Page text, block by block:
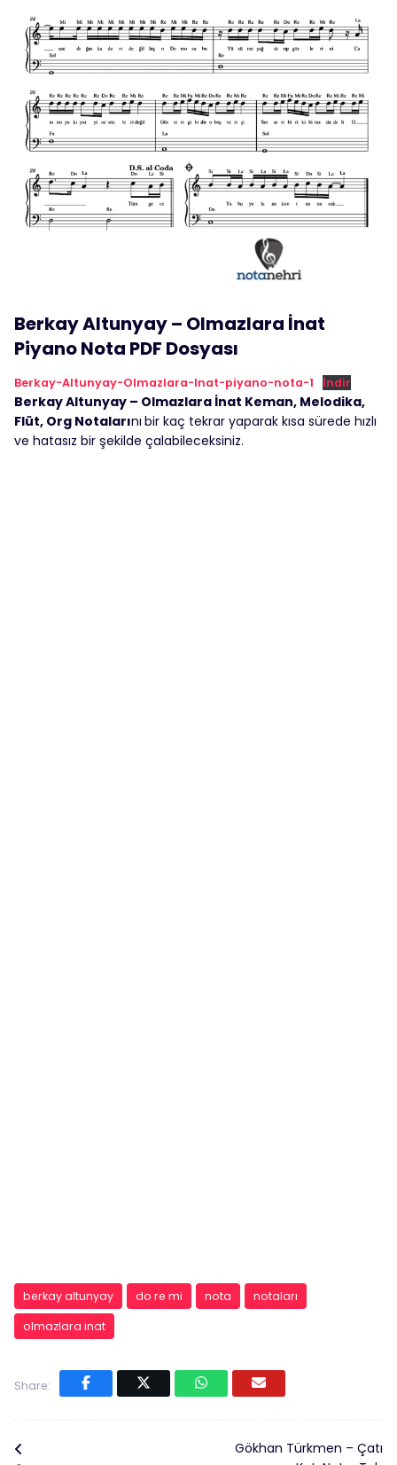
Berkay Altunyay – Olmazlara İnat
Piyano Nota PDF Dosyası
Berkay-Altunyay-Olmazlara-Inat-piyano-nota-1 İndir
Berkay Altunyay – Olmazlara İnat Keman, Melodika,
Flüt, Org Notalarını bir kaç tekrar yaparak kısa sürede hızlı
ve hatasız bir şekilde çalabileceksiniz.
berkay altunyay do re mi nota
notaları
olmazlara inat
Share:
Gökhan Türkmen – Çatı